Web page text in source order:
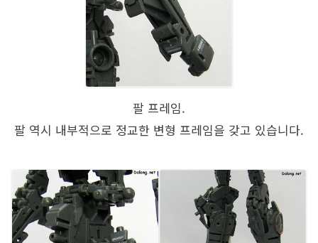
팔 프레임.
팔 역시 내부적으로 정교한 변형 프레임을 갖고 있습니다.